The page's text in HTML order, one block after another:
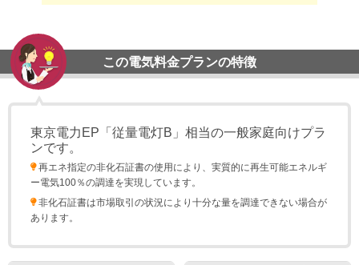
この電気料金プランの特徴
東京電力EP「従量電灯B」相当の一般家庭向けプラ
ンです。
再エネ指定の非化石証書の使用により、実質的に再生可能エネルギ
ー電気100％の調達を実現しています。
非化石証書は市場取引の状況により⼗分な量を調達できない場合が
あります。